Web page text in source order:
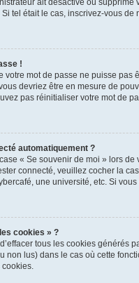
ait désactivé ou
tel était le cas, inscrivez-vous
!
votre mot de passe ne puisse
devriez être en mesure de
pas réinitialiser votre mot de
automatiquement ?
« Se souvenir de moi » lors
connecté, veuillez cocher la
une université, etc. Si
cookies » ?
tous les cookies générés
non lus) dans le cas où cette
cookies.